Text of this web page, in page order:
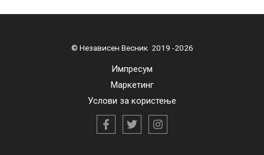
© Независен Весник 2019 -2026
Импресум
Маркетинг
Услови за користење